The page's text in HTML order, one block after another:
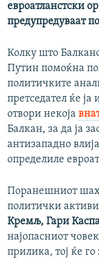
евроатланстски
предупредуваат
Колку што
Путин помоќна
политичките
претседател ќе ја
отвори некоја
Балкан, за да ја
антизападно
определиле
Поранешниот
политички
Кремљ, Гари
најопасниот
прилика, тој ќе